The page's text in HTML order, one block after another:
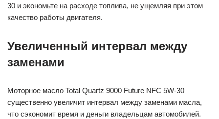
30 и экономьте на расходе топлива, не ущемляя при этом
качество работы двигателя.
Увеличенный интервал между
заменами
Моторное масло Total Quartz 9000 Future NFC 5W-30
существенно увеличит интервал между заменами масла,
что сэкономит время и деньги владельцам автомобилей.